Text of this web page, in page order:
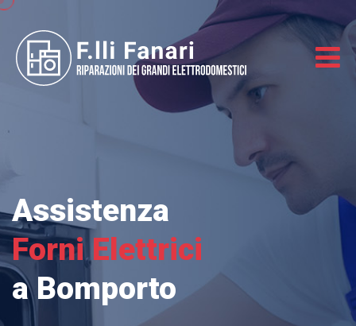
Assistenza
Forni Elettrici
a Bomporto